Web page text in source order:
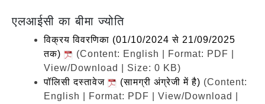
एलआईसी का बीमा ज्योति
विक्रय विवरणिका (01/10/2024 से 21/09/2025
तक)
(Content: English | Format: PDF |
View/Download | Size: 0 KB)
पॉलिसी दस्तावेज
(सामग्री अंग्रेजी में है) (Content:
English | Format: PDF | View/Download |